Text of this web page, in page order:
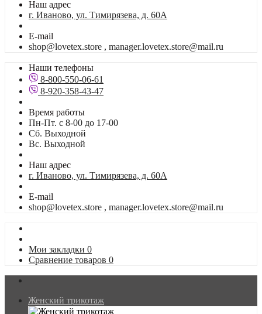
Наш адрес
г. Иваново, ул. Тимирязева, д. 60А
E-mail
shop@lovetex.store , manager.lovetex.store@mail.ru
Наши телефоны
8-800-550-06-61
8-920-358-43-47
Время работы
Пн-Пт. с 8-00 до 17-00
Сб. Выходной
Вс. Выходной
Наш адрес
г. Иваново, ул. Тимирязева, д. 60А
E-mail
shop@lovetex.store , manager.lovetex.store@mail.ru
Мои закладки 0
Сравнение товаров 0
Женский трикотаж